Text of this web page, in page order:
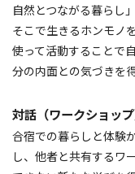
自然とつながる暮らし
そこで生きるホンモノ
使って活動することで
分の内面との気づきを
対話（ワークショッ
合宿での暮らしと体験
し、他者と共有するワ